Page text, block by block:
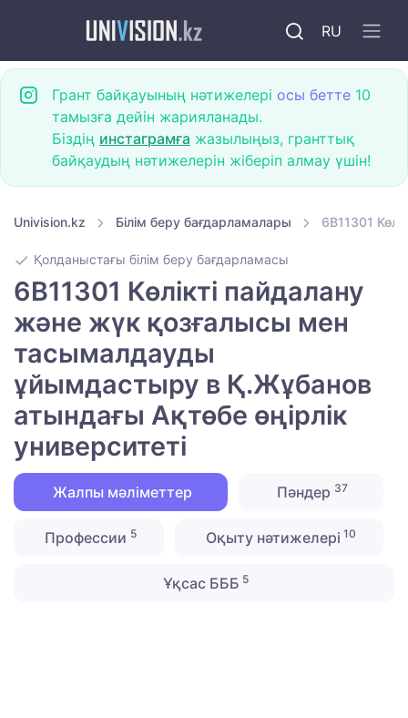
RU
Грант байқауының нәтижелері осы бетте 10
тамызға дейін жарияланады.
Біздің инстаграмға жазылыңыз, гранттық
байқаудың нәтижелерін жіберіп алмау үшін!
Univision.kz Білім беру бағдарламалары 6B11301
Қолданыстағы білім беру бағдарламасы
6B11301 Көлікті пайдалану
және жүк қозғалысы мен
тасымалдауды
ұйымдастыру в Қ.Жұбанов
атындағы Ақтөбе өңірлік
университеті
Жалпы мәліметтер Пәндер 37
Профессии 5 Оқыту нәтижелері 10
Ұқсас БББ 5